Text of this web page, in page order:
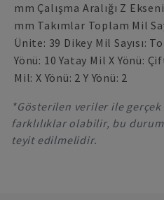
mm Çalışma Aralığı Z
mm Takımlar Toplam Mil
Ünite: 39 Dikey Mil Sayısı:
Yönü: 10 Yatay Mil X Yönü:
Mil: X Yönü: 2 Y Yönü: 2
*Gösterilen veriler ile gerçek
farklılıklar olabilir, bu
teyit edilmelidir.